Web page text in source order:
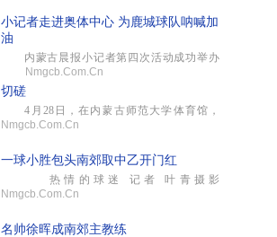
小记者走进奥体中心 为鹿城球队呐喊加
油
内蒙古晨报小记者第四次活动成功举办
Nmgcb.Com.Cn
切磋
4月28日，在内蒙古师范大学体育馆，
Nmgcb.Com.Cn
一球小胜包头南郊取中乙开门红
热情的球迷 记者 叶青摄影
Nmgcb.Com.Cn
名帅徐晖成南郊主教练